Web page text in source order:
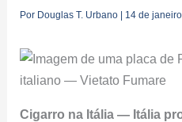
Por Douglas T. Urbano | 14 de
Cigarro na Itália — Itália